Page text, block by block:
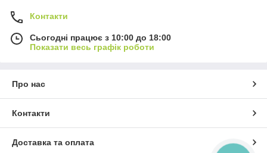
Контакти
Сьогодні працює з 10:00 до 18:00
Показати весь графік роботи
Про нас
Контакти
Доставка та оплата